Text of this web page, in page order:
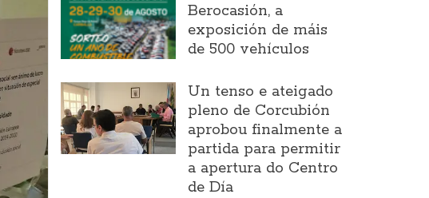
Berocasión, a
exposición de máis
de 500 vehículos
Un tenso e ateigado
pleno de Corcubión
aprobou finalmente a
partida para permitir
a apertura do Centro
de Día